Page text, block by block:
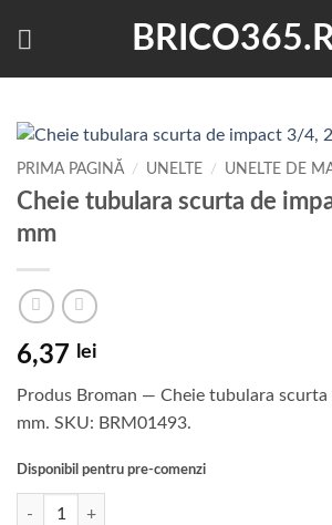
PRIMA PAGINĂ / UNELTE / UNELTE DE
Cheie tubulara scurta de
mm
6,37 lei
Produs Broman — Cheie tubulara
mm. SKU: BRM01493.
Disponibil pentru pre-comenzi
Cantitate Cheie tubulara scurta de impact 3/4,